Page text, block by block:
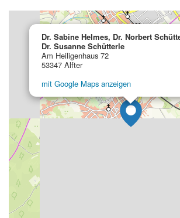
Dr. Sabine Helmes, Dr. Norbert
Dr. Susanne Schütterle
Am Heiligenhaus 72
53347 Alfter
mit Google Maps anzeigen